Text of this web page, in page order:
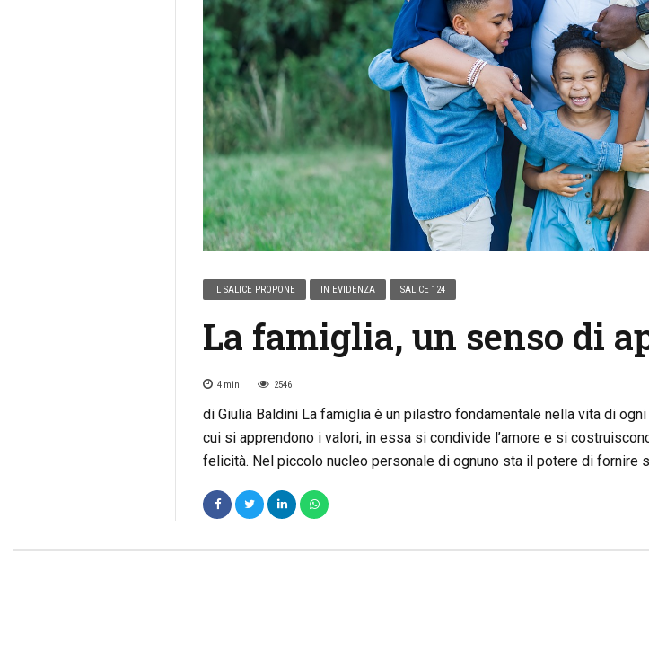
IL SALICE PROPONE IN EVIDENZA SALICE 124
La famiglia, un senso di
4 min 2546
di Giulia Baldini La famiglia è un pilastro fondamentale nella vita di
cui si apprendono i valori, in essa si condivide l’amore e si
felicità. Nel piccolo nucleo personale di ognuno sta il potere di fornire